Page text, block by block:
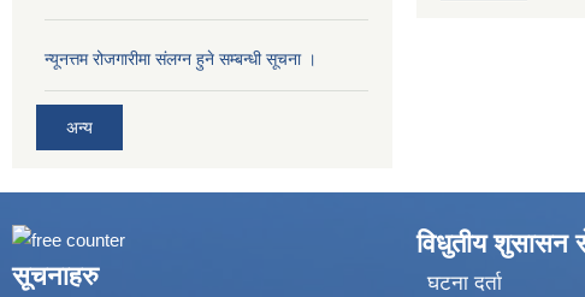
न्यूनत्तम रोजगारीमा संलग्न हुने सम्बन्धी सूचना ।
अन्य
सूचनाहरु
विधुतीय शुसासन
घटना दर्ता